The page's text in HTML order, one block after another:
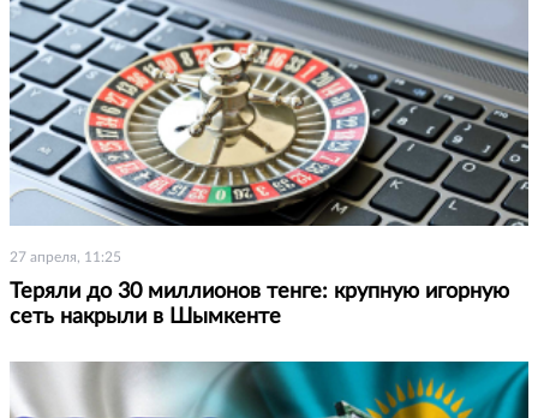
27 апреля, 11:25
Теряли до 30 миллионов тенге: крупную игорную
сеть накрыли в Шымкенте